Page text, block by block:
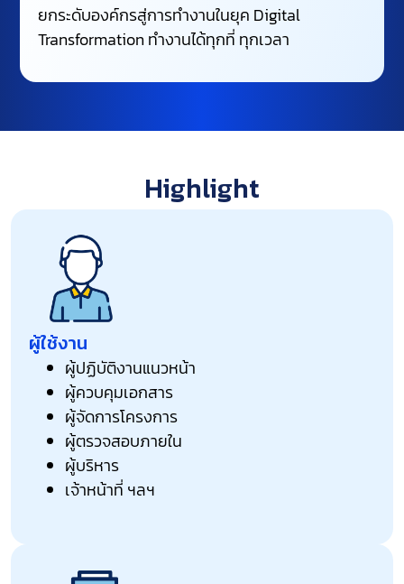
ยกระดับองค์กรสู่การทำงานในยุค Digital
Transformation ทำงานได้ทุกที่ ทุกเวลา
Highlight
ผู้ใช้งาน
ผู้ปฏิบัติงานแนวหน้า
ผู้ควบคุมเอกสาร
ผู้จัดการโครงการ
ผู้ตรวจสอบภายใน
ผู้บริหาร
เจ้าหน้าที่ ฯลฯ